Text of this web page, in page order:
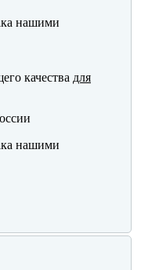
нашими
качества для
нашими